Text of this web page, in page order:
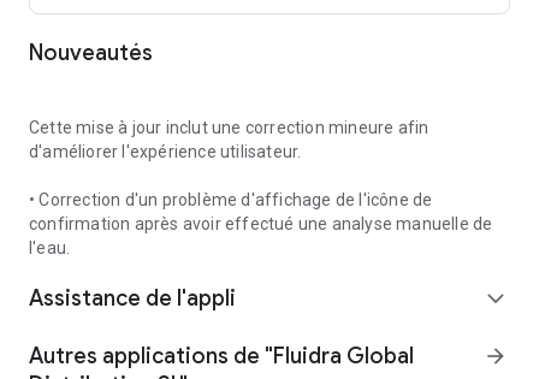
iQBridge RS)
• Zodiac PX25 et PX26
• Zodiac HPO, PM40, PX50 et Z950iQ (passerelle Wi-Fi
• Zodiac Z250iQ, Z260iQ, Z350iQ, Z550iQ et Z650iQ (modes
Eco-silence, Boost et Smart)
mode Boost et surveillez la température de l'eau, la salinité
ainsi que l'état de la couverture de la piscine.
Nouveautés
Cette mise à jour inclut une correction mineure afin
d'améliorer l'expérience utilisateur.
• Correction d'un problème d'affichage de l'icône de
confirmation après avoir effectué une analyse manuelle de
l'eau.
Assistance de l'appli expand_more
Autres applications de "Fluidra Global
arrow_forward